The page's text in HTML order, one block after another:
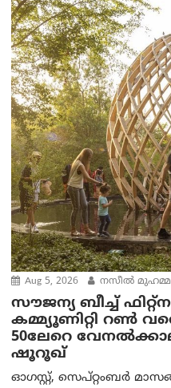
Aug 5, 2026 നസീല്‍
സൗജന്യ ബീച്ച്
കമ്മ്യൂണിറ്റി റൺ
50ലേറെ
ഷൂറൂഖ്
ഓഗസ്റ്റ്, സെപ്റ്റംബർ